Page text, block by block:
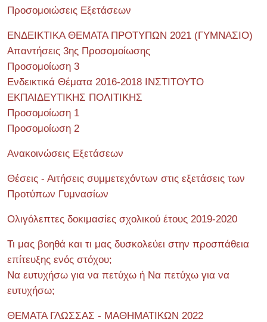
Προσομοιώσεις Εξετάσεων
ΕΝΔΕΙΚΤΙΚΑ ΘΕΜΑΤΑ ΠΡΟΤΥΠΩΝ 2021 (ΓΥΜΝΑΣΙΟ)
Απαντήσεις 3ης Προσομοίωσης
Προσομοίωση 3
Ενδεικτικά Θέματα 2016-2018 ΙΝΣΤΙΤΟΥΤΟ
ΕΚΠΑΙΔΕΥΤΙΚΗΣ ΠΟΛΙΤΙΚΗΣ
Προσομοίωση 1
Προσομοίωση 2
Ανακοινώσεις Εξετάσεων
Θέσεις - Αιτήσεις συμμετεχόντων στις εξετάσεις των
Προτύπων Γυμνασίων
Ολιγόλεπτες δοκιμασίες σχολικού έτους 2019-2020
Τι μας βοηθά και τι μας δυσκολεύει στην προσπάθεια
επίτευξης ενός στόχου;
Να ευτυχήσω για να πετύχω ή Να πετύχω για να
ευτυχήσω;
ΘΕΜΑΤΑ ΓΛΩΣΣΑΣ - ΜΑΘΗΜΑΤΙΚΩΝ 2022